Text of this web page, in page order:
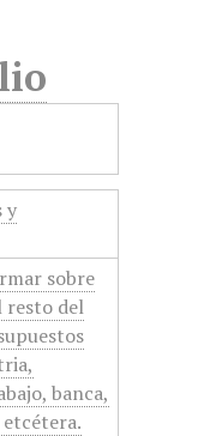
y
sobre
resto del
banca,